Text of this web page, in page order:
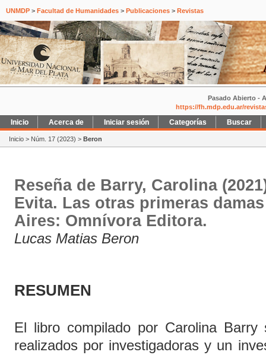
UNMDP > Facultad de Humanidades > Publicaciones > Revistas
Pasado Abierto -
https://fh.mdp.edu.ar/
Inicio Acerca de Iniciar sesión Categorías Buscar
Inicio > Núm. 17 (2023) > Beron
Reseña de Barry, Carolina
Evita. Las otras primeras
Aires: Omnívora Editora.
Lucas Matias Beron
RESUMEN
El libro compilado por Carolina
realizados por investigadoras y un